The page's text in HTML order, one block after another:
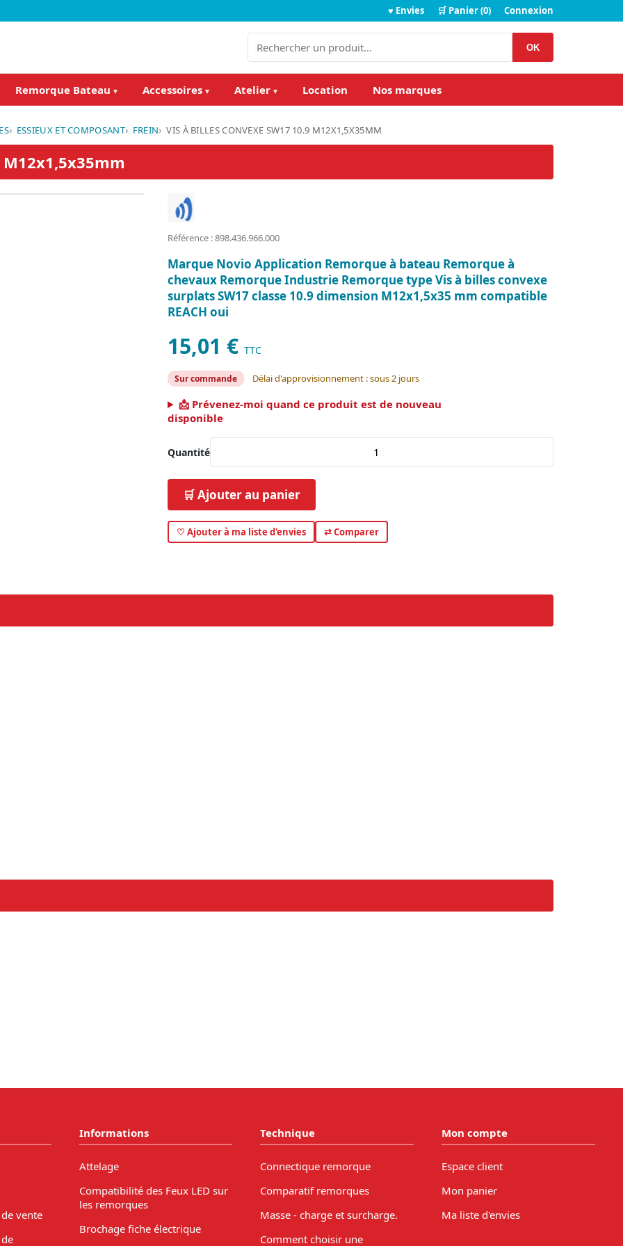
♥ Envies 🛒 Panier (0) Connexion
OK
Remorque Bateau ▾ Accessoires ▾ Atelier ▾ Location Nos marques
ESSIEUX ET COMPOSANT FREIN VIS À BILLES CONVEXE SW17 10.9 M12X1,5X35MM
Référence : 898.436.966.000
Marque Novio Application Remorque à bateau Remorque à
chevaux Remorque Industrie Remorque type Vis à billes convexe
surplats SW17 classe 10.9 dimension M12x1,5x35 mm compatible
REACH oui
15,01 € TTC
Sur commande Délai d'approvisionnement : sous 2 jours
📩 Prévenez-moi quand ce produit est de nouveau
disponible
Quantité
🛒 Ajouter au panier
♡ Ajouter à ma liste d'envies ⇄ Comparer
vente
Informations
Attelage
Compatibilité des Feux LED sur
les remorques
Brochage fiche électrique
Technique
Connectique remorque
Comparatif remorques
Masse - charge et surcharge.
Comment choisir une
Mon compte
Espace client
Mon panier
Ma liste d'envies